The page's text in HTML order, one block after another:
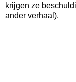
krijgen ze
ander verhaal).